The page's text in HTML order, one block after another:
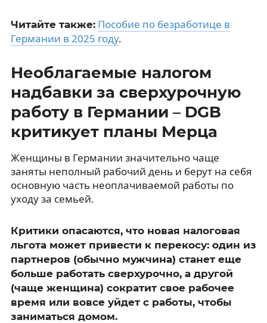
Читайте также: Пособие по безработице в
Германии в 2025 году.
Необлагаемые налогом
надбавки за сверхурочную
работу в Германии – DGB
критикует планы Мерца
Женщины в Германии значительно чаще
заняты неполный рабочий день и берут на себя
основную часть неоплачиваемой работы по
уходу за семьей.
Критики опасаются, что новая налоговая
льгота может привести к перекосу: один из
партнеров (обычно мужчина) станет еще
больше работать сверхурочно, а другой
(чаще женщина) сократит свое рабочее
время или вовсе уйдет с работы, чтобы
заниматься домом.